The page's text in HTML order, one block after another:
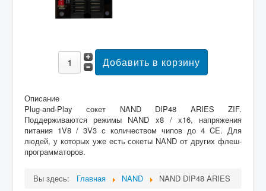
Описание
Plug-and-Play сокет NAND DIP48 ARIES ZIF.
Поддерживаются режимы NAND x8 / x16, напряжения
питания 1V8 / 3V3 с количеством чипов до 4 CE. Для
людей, у которых уже есть сокеты NAND от других флеш-
программаторов.
Вы здесь: Главная NAND NAND DIP48 ARIES